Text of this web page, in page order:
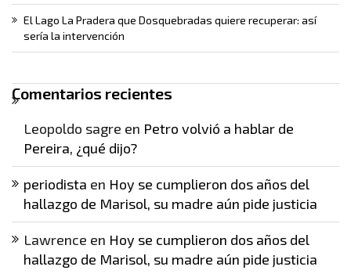
El Lago La Pradera que Dosquebradas quiere recuperar: así
sería la intervención
Comentarios recientes
Leopoldo sagre en Petro volvió a hablar de
Pereira, ¿qué dijo?
periodista en Hoy se cumplieron dos años del
hallazgo de Marisol, su madre aún pide justicia
Lawrence en Hoy se cumplieron dos años del
hallazgo de Marisol, su madre aún pide justicia